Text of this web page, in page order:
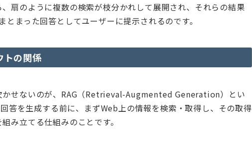
扇のように複数の検索が枝分かれして展開され、それらの結果
とまった回答としてユーザーに提示されるのです。
トの関係
かせないのが、RAG（Retrieval-Augmented Generation）とい
答を生成する前に、まずWeb上の情報を検索・取得し、その取得
み立てる仕組みのことです。